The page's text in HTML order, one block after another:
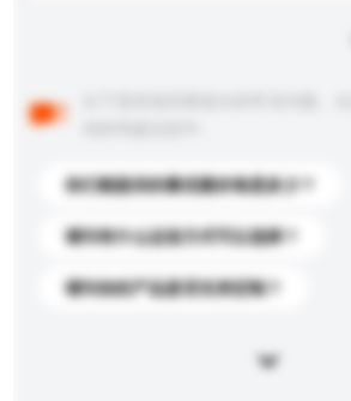
你们能提供的最优惠价格是多少？
请问有什么运送方式可以选择？
请问你的产品是否支持定制？